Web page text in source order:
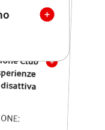
Club
disattiva